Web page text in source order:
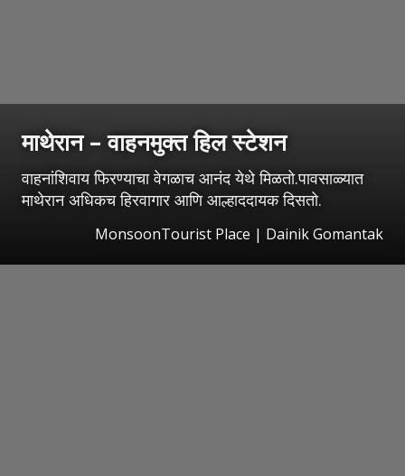
माथेरान – वाहनमुक्त हिल स्टेशन
वाहनांशिवाय फिरण्याचा वेगळाच आनंद येथे मिळतो.पावसाळ्यात
माथेरान अधिकच हिरवागार आणि आल्हाददायक दिसतो.
MonsoonTourist Place | Dainik Gomantak